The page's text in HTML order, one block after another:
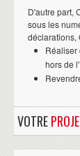
D'autre part,
sous les
déclarations,
Réaliser
hors de
VOTRE